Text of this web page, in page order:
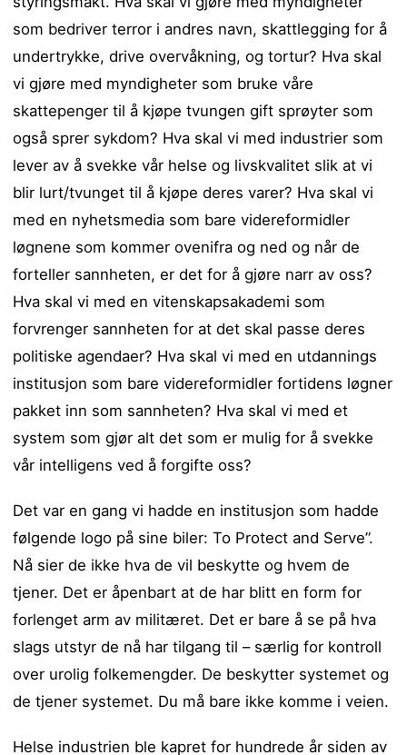
som bedriver terror i andres navn, skattlegging for å
undertrykke, drive overvåkning, og tortur? Hva skal
vi gjøre med myndigheter som bruke våre
skattepenger til å kjøpe tvungen gift sprøyter som
også sprer sykdom? Hva skal vi med industrier som
lever av å svekke vår helse og livskvalitet slik at vi
blir lurt/tvunget til å kjøpe deres varer? Hva skal vi
med en nyhetsmedia som bare videreformidler
løgnene som kommer ovenifra og ned og når de
forteller sannheten, er det for å gjøre narr av oss?
Hva skal vi med en vitenskapsakademi som
forvrenger sannheten for at det skal passe deres
politiske agendaer? Hva skal vi med en utdannings
institusjon som bare videreformidler fortidens løgner
pakket inn som sannheten? Hva skal vi med et
system som gjør alt det som er mulig for å svekke
vår intelligens ved å forgifte oss?
Det var en gang vi hadde en institusjon som hadde
følgende logo på sine biler: To Protect and Serve”.
Nå sier de ikke hva de vil beskytte og hvem de
tjener. Det er åpenbart at de har blitt en form for
forlenget arm av militæret. Det er bare å se på hva
slags utstyr de nå har tilgang til – særlig for kontroll
over urolig folkemengder. De beskytter systemet og
de tjener systemet. Du må bare ikke komme i veien.
Helse industrien ble kapret for hundrede år siden av